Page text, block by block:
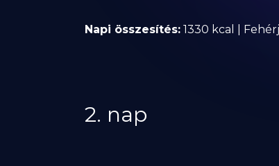
Napi összesítés: 1330 kcal |
2. nap